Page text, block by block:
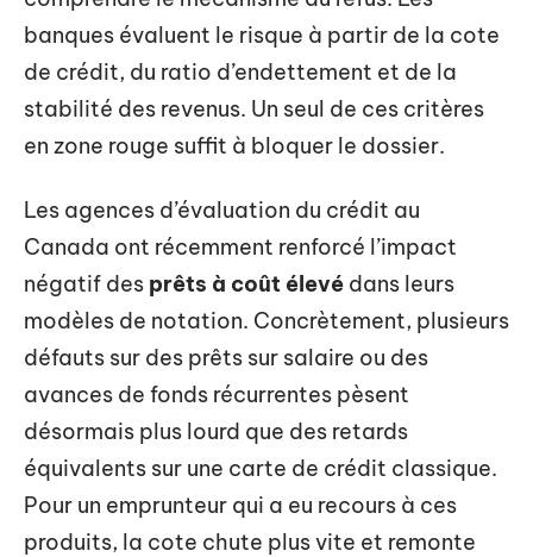
banques évaluent le risque à partir de la cote
de crédit, du ratio d’endettement et de la
stabilité des revenus. Un seul de ces critères
en zone rouge suffit à bloquer le dossier.
Les agences d’évaluation du crédit au
Canada ont récemment renforcé l’impact
négatif des prêts à coût élevé dans leurs
modèles de notation. Concrètement, plusieurs
défauts sur des prêts sur salaire ou des
avances de fonds récurrentes pèsent
désormais plus lourd que des retards
équivalents sur une carte de crédit classique.
Pour un emprunteur qui a eu recours à ces
produits, la cote chute plus vite et remonte